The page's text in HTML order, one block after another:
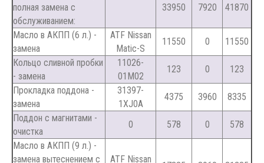
полная замена с
обслуживанием:
33950 7920 41870
Масло в АКПП (6 л.) -
замена
ATF Nissan
Matic-S
11550 0
11550
Кольцо сливной пробки
- замена
11026-
01M02
123 0
123
Прокладка поддона -
замена
31397-
1XJ0A
4375 3960
8335
Поддон с магнитами -
очистка
0 578 0
578
Масло в АКПП (9 л.) -
замена вытеснением с
ATF Nissan